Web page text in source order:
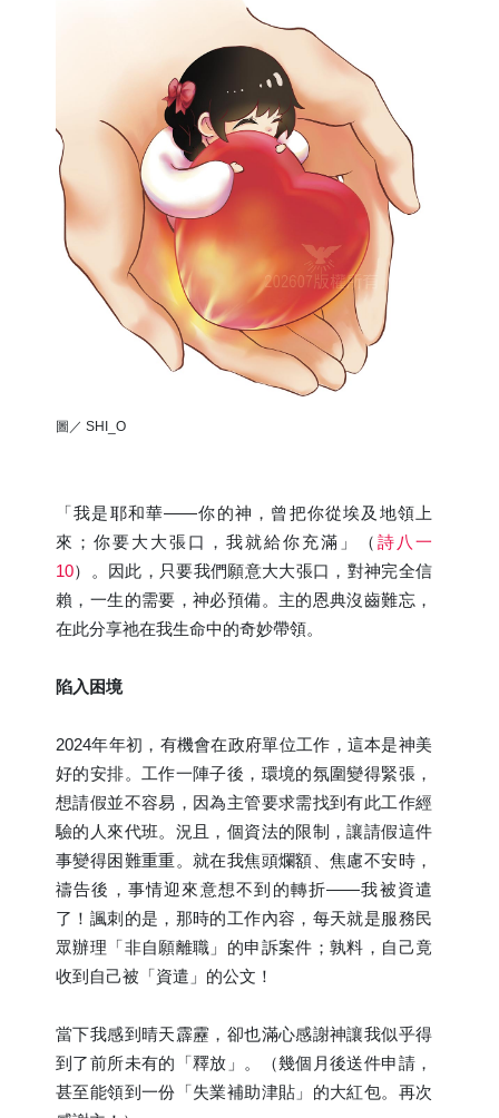
圖／ SHI_O
「我是耶和華——你的神，曾把你從埃及地領上
來；你要大大張口，我就給你充滿」（ 詩八一
10）。因此，只要我們願意大大張口，對神完全信
賴，一生的需要，神必預備。主的恩典沒齒難忘，
在此分享祂在我生命中的奇妙帶領。
陷入困境
2024年年初，有機會在政府單位工作，這本是神美
好的安排。工作一陣子後，環境的氛圍變得緊張，
想請假並不容易，因為主管要求需找到有此工作經
驗的人來代班。況且，個資法的限制，讓請假這件
事變得困難重重。就在我焦頭爛額、焦慮不安時，
禱告後，事情迎來意想不到的轉折——我被資遣
了！諷刺的是，那時的工作內容，每天就是服務民
眾辦理「非自願離職」的申訴案件；孰料，自己竟
收到自己被「資遣」的公文！
當下我感到晴天霹靂，卻也滿心感謝神讓我似乎得
到了前所未有的「釋放」。（幾個月後送件申請，
甚至能領到一份「失業補助津貼」的大紅包。再次